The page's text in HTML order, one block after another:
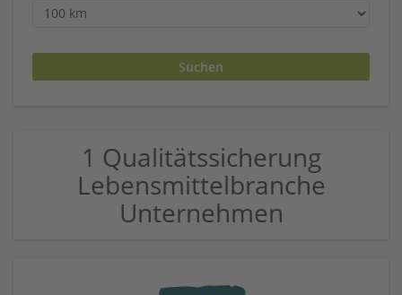
1 Qualitätssicherung
Lebensmittelbranche
Unternehmen